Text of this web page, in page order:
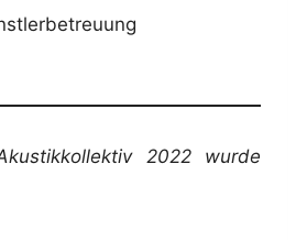
2022 wurde